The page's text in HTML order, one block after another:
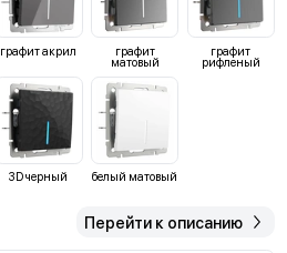
графит акрил графит
матовый
графит
рифленый
3D черный белый матовый
Перейти к описанию